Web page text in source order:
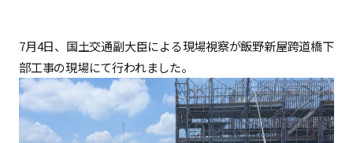
7月4日、国土交通副大臣による現場視察が飯野新屋跨道橋下
部工事の現場にて行われました。